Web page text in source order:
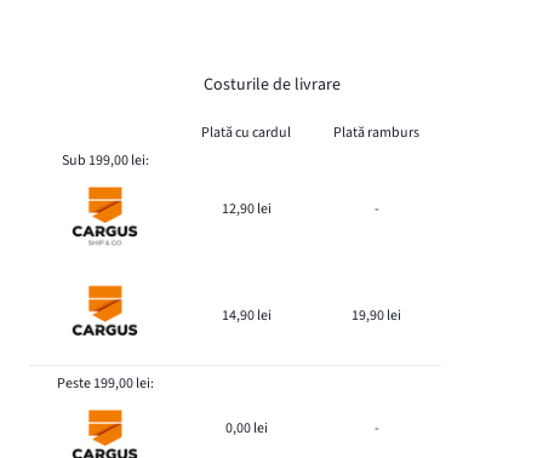
Costurile de livrare
Plată cu cardul
Plată ramburs
Sub 199,00 lei:
12,90 lei -
14,90 lei 19,90 lei
Peste 199,00 lei:
0,00 lei -